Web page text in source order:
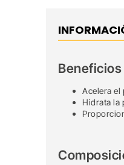
Beneficios
Acelera el
Hidrata la